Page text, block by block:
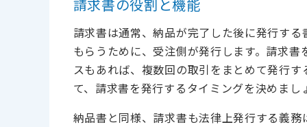
請求書の役割と機能
請求書は通常、納品が完了した後に発行す
もらうために、受注側が発行します。請求
スもあれば、複数回の取引をまとめて発行
て、請求書を発行するタイミングを決めまし
納品書と同様、請求書も法律上発行する義